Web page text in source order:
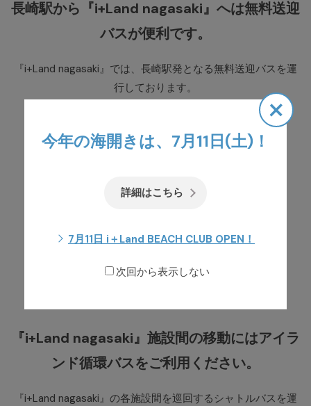
長崎駅から『i+Land nagasaki』へは無料送迎
バスが便利です。
『i+Land nagasaki』では、長崎駅発となる無料送迎バスを運
行しております。
予約制（当日のご予約も可）となっております。
乗り場と時刻表をご確認の上、ご利用ください。
長崎駅 無料送迎バス乗り場
（GoogleMap）
『i+Land nagasaki』施設間の移動にはアイラ
ンド循環バスをご利用ください。
『i+Land nagasaki』の各施設間を巡回するシャトルバスを運
今年の海開きは、7月11日(土)！
詳細はこちら
7月11日 i＋Land BEACH CLUB OPEN！
次回から表示しない
×